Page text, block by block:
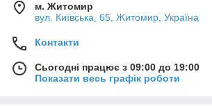
м. Житомир
вул. Київська, 65, Житомир, Україна
Контакти
Сьогодні працює з 09:00 до 19:00
Показати весь графік роботи